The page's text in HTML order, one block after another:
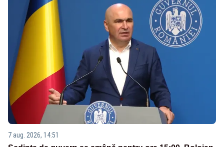
7 aug. 2026, 14:51